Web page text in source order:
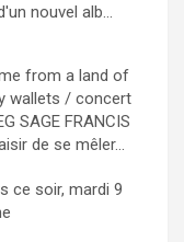
nouvel alb...
from a land of
wallets / concert
SAGE FRANCIS
de se mêler...
ce soir, mardi 9